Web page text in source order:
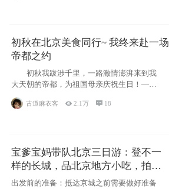
初秋在北京美食同行~ 我终来赴一场
帝都之约
初秋我跋涉千里，一路激情澎湃来到我
大天朝的帝都，为祖国母亲庆祝生日！——
古道麻衣客 2.1万  18
宝爹宝妈带队北京三日游：登不一
样的长城，品北京地方小吃，拍盘
古七星夜景！
出发前的准备：抵达京城之前需要做好准备